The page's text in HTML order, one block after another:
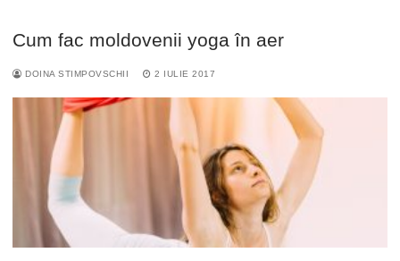
după:
Cum fac moldovenii yoga în aer
DOINA STIMPOVSCHII 2 IULIE 2017